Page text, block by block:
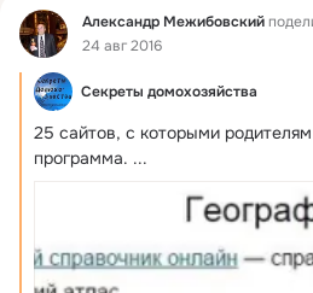
Фид Александр Межибовский
24 авг 2016
Секреты домохозяйства
25 сайтов, с которыми
программа. ...